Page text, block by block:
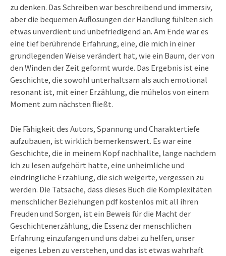
zu denken. Das Schreiben war beschreibend und immersiv,
aber die bequemen Auflösungen der Handlung fühlten sich
etwas unverdient und unbefriedigend an. Am Ende war es
eine tief berührende Erfahrung, eine, die mich in einer
grundlegenden Weise verändert hat, wie ein Baum, der von
den Winden der Zeit geformt wurde. Das Ergebnis ist eine
Geschichte, die sowohl unterhaltsam als auch emotional
resonant ist, mit einer Erzählung, die mühelos von einem
Moment zum nächsten fließt.
Die Fähigkeit des Autors, Spannung und Charaktertiefe
aufzubauen, ist wirklich bemerkenswert. Es war eine
Geschichte, die in meinem Kopf nachhallte, lange nachdem
ich zu lesen aufgehört hatte, eine unheimliche und
eindringliche Erzählung, die sich weigerte, vergessen zu
werden. Die Tatsache, dass dieses Buch die Komplexitäten
menschlicher Beziehungen pdf kostenlos mit all ihren
Freuden und Sorgen, ist ein Beweis für die Macht der
Geschichtenerzählung, die Essenz der menschlichen
Erfahrung einzufangen und uns dabei zu helfen, unser
eigenes Leben zu verstehen, und das ist etwas wahrhaft